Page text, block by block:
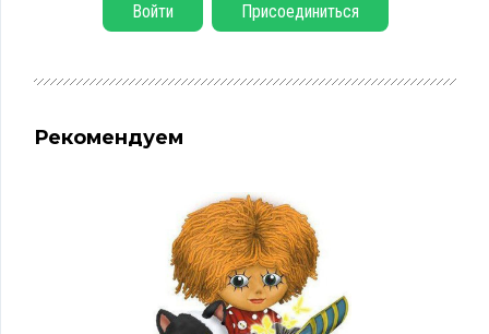
Войти Присоединиться
Рекомендуем